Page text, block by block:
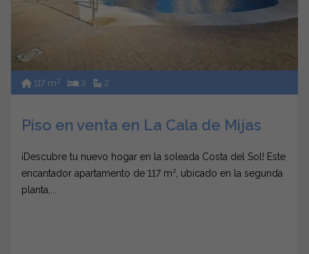
117 m2 3 2
Piso en venta en La Cala de Mijas
¡Descubre tu nuevo hogar en la soleada Costa del Sol! Este
encantador apartamento de 117 m², ubicado en la segunda
planta,...